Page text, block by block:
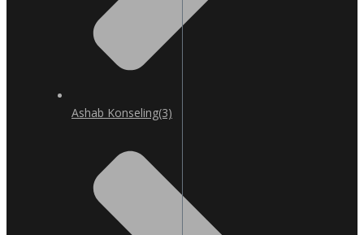
Ashab Konseling(3)